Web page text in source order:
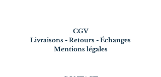
CGV
Livraisons - Retours - Échanges
Mentions légales